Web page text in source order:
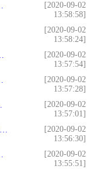
[2020-09-02
13:58:58]
[2020-09-02
13:58:24]
[2020-09-02
13:57:54]
[2020-09-02
13:57:28]
[2020-09-02
13:57:01]
[2020-09-02
13:56:30]
[2020-09-02
13:55:51]